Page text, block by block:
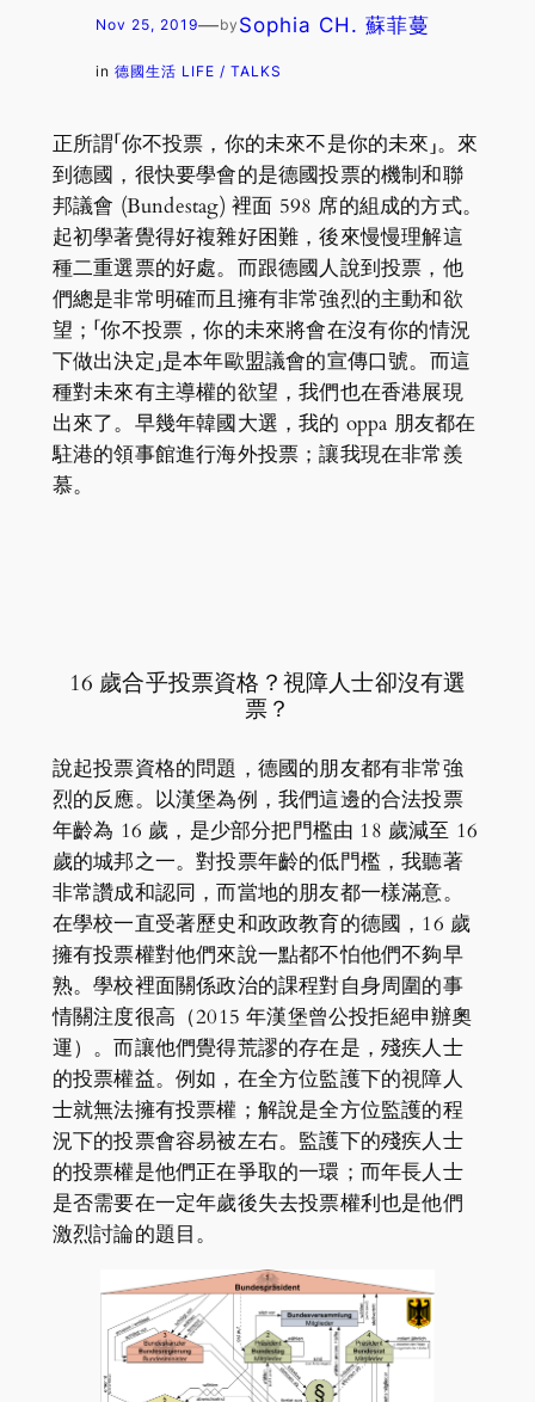
Nov 25, 2019—by Sophia CH. 蘇菲蔓
in 德國生活 LIFE / TALKS
正所謂「你不投票，你的未來不是你的未來」。來
到德國，很快要學會的是德國投票的機制和聯
邦議會 (Bundestag) 裡面 598 席的組成的方式。
起初學著覺得好複雜好困難，後來慢慢理解這
種二重選票的好處。而跟德國人說到投票，他
們總是非常明確而且擁有非常強烈的主動和欲
望；「你不投票，你的未來將會在沒有你的情況
下做出決定」是本年歐盟議會的宣傳口號。而這
種對未來有主導權的欲望，我們也在香港展現
出來了。早幾年韓國大選，我的 oppa 朋友都在
駐港的領事館進行海外投票；讓我現在非常羨
慕。
16 歲合乎投票資格？視障人士卻沒有選
票？
說起投票資格的問題，德國的朋友都有非常強
烈的反應。以漢堡為例，我們這邊的合法投票
年齡為 16 歲，是少部分把門檻由 18 歲減至 16
歲的城邦之一。對投票年齡的低門檻，我聽著
非常讚成和認同，而當地的朋友都一樣滿意。
在學校一直受著歷史和政政教育的德國，16 歲
擁有投票權對他們來說一點都不怕他們不夠早
熟。學校裡面關係政治的課程對自身周圍的事
情關注度很高（2015 年漢堡曾公投拒絕申辦奧
運）。而讓他們覺得荒謬的存在是，殘疾人士
的投票權益。例如，在全方位監護下的視障人
士就無法擁有投票權；解說是全方位監護的程
況下的投票會容易被左右。監護下的殘疾人士
的投票權是他們正在爭取的一環；而年長人士
是否需要在一定年歲後失去投票權利也是他們
激烈討論的題目。